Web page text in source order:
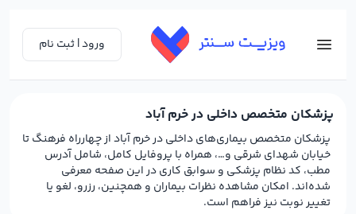
ورود | ثبت نام
پزشکان متخصص داخلی در خرم آباد
پزشکان متخصص بیماری‌های داخلی در خرم آباد از چهارراه فرهنگ تا
خیابان شهدای شرقی و…، همراه با پروفایل کامل، شامل آدرس
مطب، کد نظام پزشکی و سوابق کاری در این صفحه معرفی
شده‌اند. امکان مشاهده نظرات بیماران و همچنین، رزرو، لغو یا
تغییر نوبت نیز فراهم است.